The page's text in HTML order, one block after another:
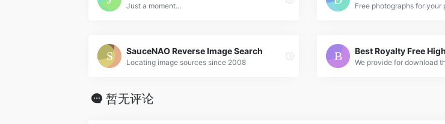
Just a moment...
SauceNAO Reverse Image Search
Locating image sources since 2008
暂无评论